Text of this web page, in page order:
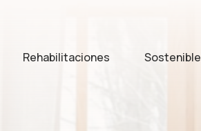
Rehabilitaciones Sostenible